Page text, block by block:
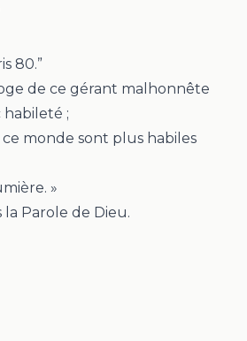
80.”
de ce gérant malhonnête
habileté ;
monde sont plus habiles
»
Parole de Dieu.